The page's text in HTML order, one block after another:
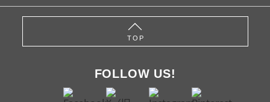
TOP
FOLLOW US!